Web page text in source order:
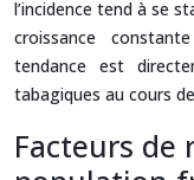
l’incidence tend à se
croissance
tendance est
tabagiques au cours
Facteurs de